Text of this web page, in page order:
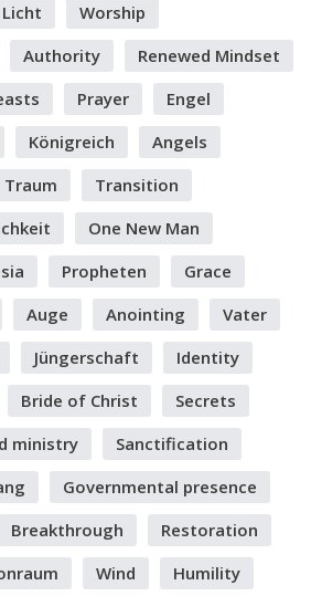
Licht
Worship
Authority
Renewed Mindset
Prayer
Engel
Königreich
Angels
Traum
Transition
One New Man
Propheten
Grace
Auge Anointing
Vater
Jüngerschaft
Identity
Bride of Christ
Secrets
ministry
Sanctification
Governmental presence
Breakthrough
Restoration
Wind Humility